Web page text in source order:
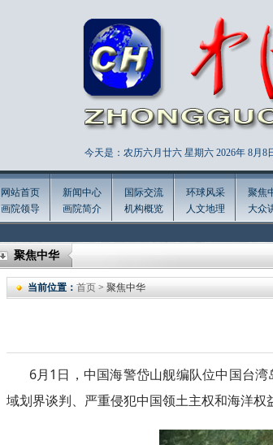
今天是：农历六月廿六 星期六 2026年 8月8
网站首页
画院领导
新闻中心
画院简介
国际交流
机构概览
环球风采
人文地理
聚焦
大众
聚焦中华
当前位置： 首页> 聚焦中华
6月1日，中国海警岱山舰编队位中国台
域划界谈判、严重侵犯中国领土主权和海洋权